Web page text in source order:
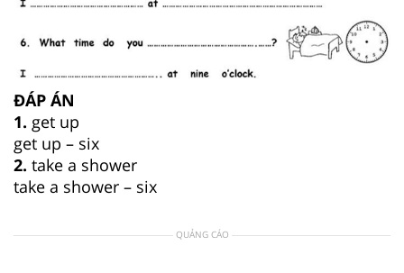
ĐÁP ÁN
1. get up
get up – six
2. take a shower
take a shower – six
QUẢNG CÁO